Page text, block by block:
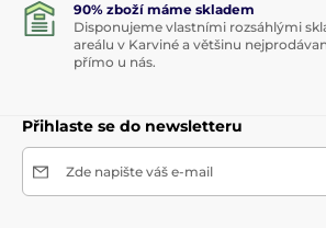
90% zboží máme skladem
Disponujeme vlastními rozsáhlými
areálu v Karviné a většinu
přímo u nás.
Přihlaste se do newsletteru
Zde napište váš e-mail